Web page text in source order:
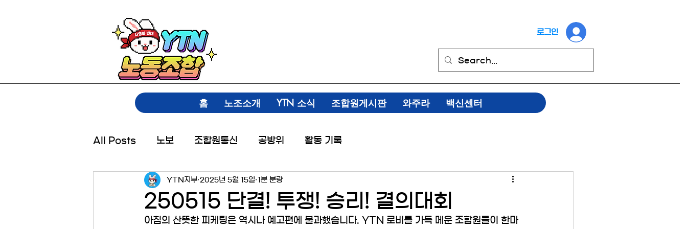
로그인
홈 노조소개 YTN 소식 조합원게시판 와주라 백신센터
All Posts 노보 조합원통신 공방위 활동 기록
250515 단결! 투쟁! 승리! 결의대회
YTN지부 2025년 5월 15일 1분 분량
아침의 산뜻한 피케팅은 역시나 예고편에 불과했습니다. YTN 로비를 가득 메운 조합원들이 한마